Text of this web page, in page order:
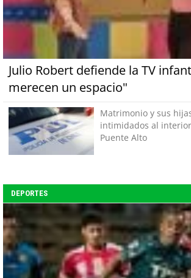
Julio Robert defiende la TV
merecen un espacio"
Matrimonio y sus
intimidados al
Puente Alto
DEPORTES